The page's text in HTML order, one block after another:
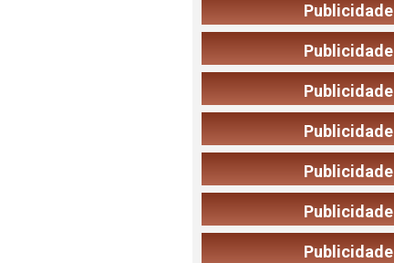
Publicidade
Publicidade
Publicidade
Publicidade
Publicidade
Publicidade
Publicidade